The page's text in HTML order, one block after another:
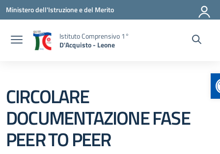
Vai ai contenuti
Vai al menu di navigazione
Vai al footer
Ministero dell'Istruzione e del Merito
Istituto Comprensivo 1°
D'Acquisto - Leone
CIRCOLARE
DOCUMENTAZIONE FASE
PEER TO PEER